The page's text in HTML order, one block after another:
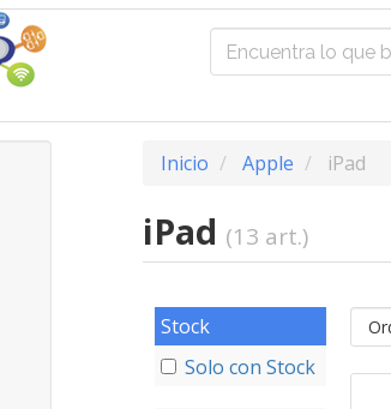
Inicio Apple iPad
iPad (13 art.)
Stock
Solo con Stock